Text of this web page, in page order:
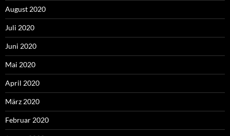
August 2020
Juli 2020
Juni 2020
Mai 2020
April 2020
März 2020
Februar 2020